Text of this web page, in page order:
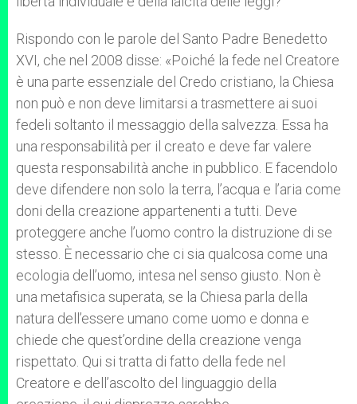
Rispondo con le parole del Santo Padre Benedetto
XVI, che nel 2008 disse: «Poiché la fede nel Creatore
è una parte essenziale del Credo cristiano, la Chiesa
non può e non deve limitarsi a trasmettere ai suoi
fedeli soltanto il messaggio della salvezza. Essa ha
una responsabilità per il creato e deve far valere
questa responsabilità anche in pubblico. E facendolo
deve difendere non solo la terra, l’acqua e l’aria come
doni della creazione appartenenti a tutti. Deve
proteggere anche l’uomo contro la distruzione di se
stesso. È necessario che ci sia qualcosa come una
ecologia dell’uomo, intesa nel senso giusto. Non è
una metafisica superata, se la Chiesa parla della
natura dell’essere umano come uomo e donna e
chiede che quest’ordine della creazione venga
rispettato. Qui si tratta di fatto della fede nel
Creatore e dell’ascolto del linguaggio della